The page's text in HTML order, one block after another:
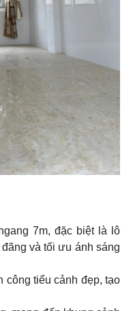
7m, đặc biệt là lô
và tối ưu ánh sáng
công tiểu cảnh đẹp, tạo